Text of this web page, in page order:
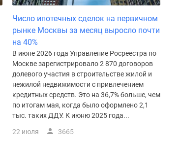
Число ипотечных сделок на первичном
рынке Москвы за месяц выросло почти
на 40%
В июне 2026 года Управление Росреестра по
Москве зарегистрировало 2 870 договоров
долевого участия в строительстве жилой и
нежилой недвижимости с привлечением
кредитных средств. Это на 36,7% больше, чем
по итогам мая, когда было оформлено 2,1
тыс. таких ДДУ. К июню 2025 года...
22 июля 3665